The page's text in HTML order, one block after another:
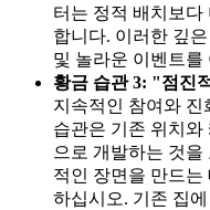
터는 정적 배치보
합니다. 이러한 깊
및 놀라운 이벤트를
황금 습관 3: "점진
지속적인 참여와 진
습관은 기존 위치와
으로 개발하는 것
적인 장면을 만드는
하십시오. 기존 집